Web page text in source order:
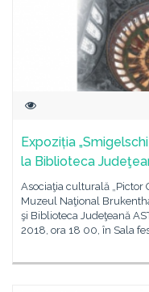
Expoziția
la Biblioteca
Asociaţia culturală „Pictor
Muzeul Naţional
şi Biblioteca Judeţeană
2018, ora 18 00, în Sala